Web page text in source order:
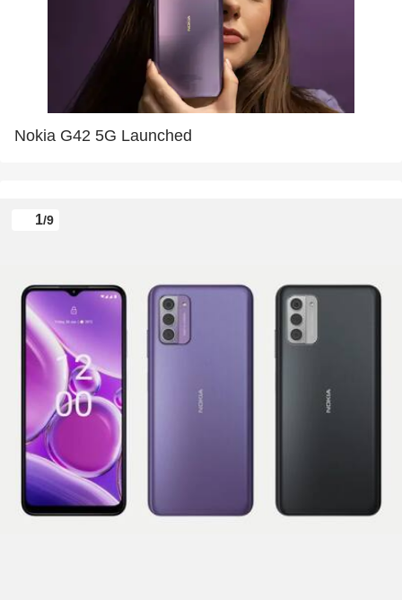
Nokia G42 5G Launched
1/9